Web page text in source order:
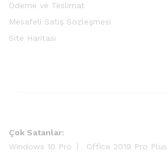
Ödeme ve Teslimat
Mesafeli Satış Sözleşmesi
Site Haritası
Çok Satanlar:
Windows 10 Pro
Office 2019 Pro Plus